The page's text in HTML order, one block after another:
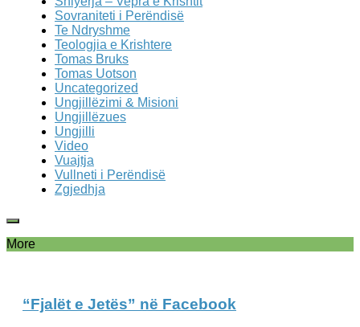
Sovraniteti i Perëndisë
Te Ndryshme
Teologjia e Krishtere
Tomas Bruks
Tomas Uotson
Uncategorized
Ungjillëzimi & Misioni
Ungjillëzues
Ungjilli
Video
Vuajtja
Vullneti i Perëndisë
Zgjedhja
More
“Fjalët e Jetës” në Facebook